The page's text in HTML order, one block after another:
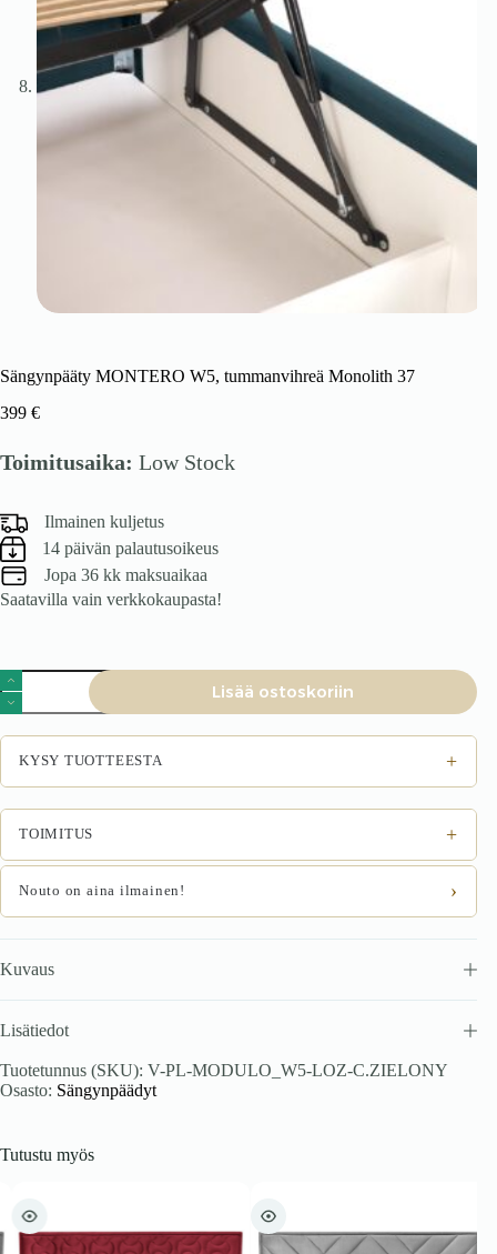
Sängynpääty MONTERO W5, tummanvihreä Monolith 37
399 €
Toimitusaika: Low Stock
Ilmainen kuljetus
14 päivän palautusoikeus
Jopa 36 kk maksuaikaa
Saatavilla vain verkkokaupasta!
Sängynpääty
MONTERO
W5,
tummanvihreä
Monolith
määrä
Lisää ostoskoriin
KYSY TUOTTEESTA +
TOIMITUS +
Nouto on aina ilmainen! ›
Kuvaus
Lisätiedot
Tuotetunnus (SKU): V-PL-MODULO_W5-LOZ-C.ZIELONY
Osasto: Sängynpäädyt
Tutustu myös